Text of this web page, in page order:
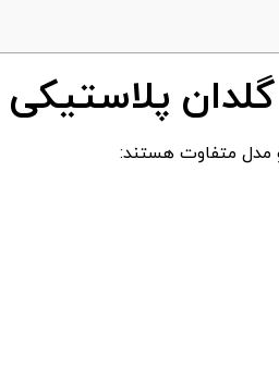
پلاستیکی
مدل متفاوت هستند: